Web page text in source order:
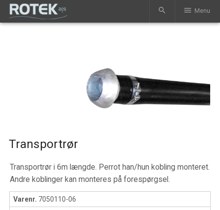
search menu Menu
Transportrør
Transportrør i 6m længde. Perrot han/hun kobling monteret.
Andre koblinger kan monteres på forespørgsel.
Varenr. 7050110-06